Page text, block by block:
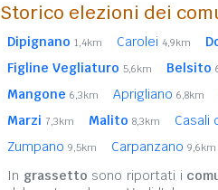
Storico elezioni dei
Dipignano 1,4km Carolei 4,9km
Figline Vegliaturo 5,6km Belsito
Mangone 6,3km Aprigliano 6,8km
Marzi 7,3km Malito 8,3km Casali
Zumpano 9,5km Carpanzano 9,6km
In grassetto sono riportati i